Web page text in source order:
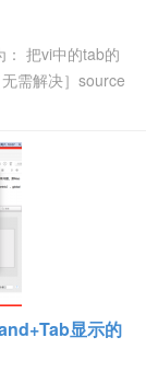
把vi中的tab的
需解决］source
显示的